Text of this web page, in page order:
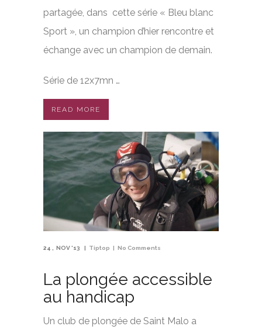
partagée, dans cette série « Bleu blanc
Sport », un champion d’hier rencontre et
échange avec un champion de demain.
Série de 12x7mn …
READ MORE
24 NOV '13 Tiptop No Comments
La plongée accessible
au handicap
Un club de plongée de Saint Malo a